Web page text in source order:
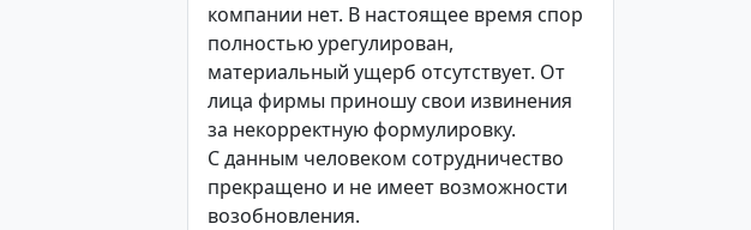
компании нет. В настоящее время спор
полностью урегулирован,
материальный ущерб отсутствует. От
лица фирмы приношу свои извинения
за некорректную формулировку.
С данным человеком сотрудничество
прекращено и не имеет возможности
возобновления.